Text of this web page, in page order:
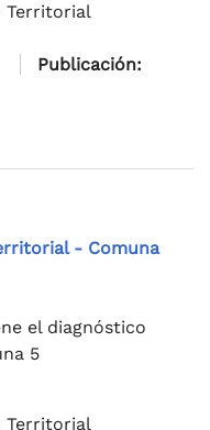
Territorial
Publicación:
- Comuna
el diagnóstico
5
Territorial